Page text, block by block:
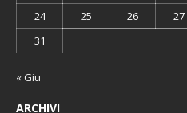
24
25 26 27
31
« Giu
ARCHIVI